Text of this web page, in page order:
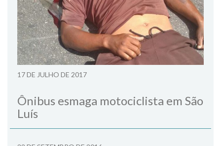
17 DE JULHO DE 2017
Ônibus esmaga motociclista em São
Luís